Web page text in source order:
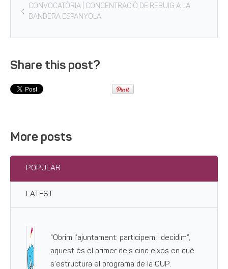
CONVOCATÒRIA | CONCENTRACIÓ DE REBUIG A LA
BANDERA ESPANYOLA
Share this post?
More posts
POPULAR
LATEST
“Obrim l’ajuntament: participem i decidim”,
aquest és el primer dels cinc eixos en què
s’estructura el programa de la CUP.